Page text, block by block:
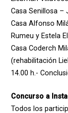
Casa Senillosa –
Casa Alfonso
Rumeu y Estela
Casa Coderch
(rehabilitación
14.00 h.-
Concurso a
Todos los